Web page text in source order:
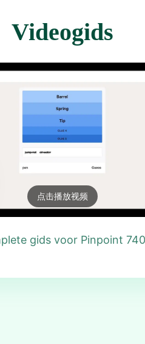
Videogids
点击播放视频
gids voor Pinpoint